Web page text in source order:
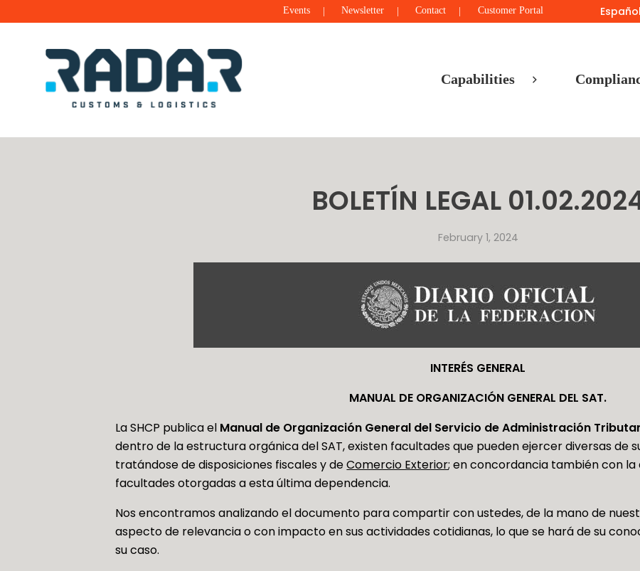
Events Newsletter Contact Customer Portal Español
Capabilities
BOLETÍN LEGAL
February 1, 2024
INTERÉS GENERAL
MANUAL DE ORGANIZACIÓN GENERAL DEL SAT.
La SHCP publica el Manual de Organización General del Servicio de Administración
dentro de la estructura orgánica del SAT, existen facultades que pueden ejercer diversas de
tratándose de disposiciones fiscales y deComercio Exterior; en concordancia también con la
facultades otorgadas a esta última dependencia.
Nos encontramos analizando el documento para compartir con ustedes, de la mano de
aspecto de relevancia o con impacto en sus actividades cotidianas, lo que se hará de su
su caso.